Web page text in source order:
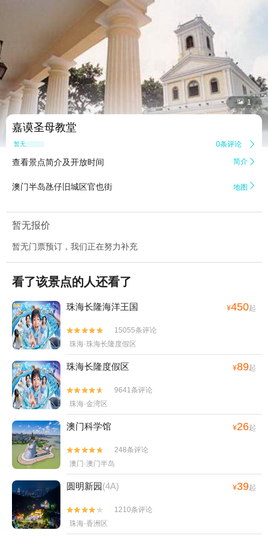
 1
嘉谟圣母教堂
暂无点评 0条评论 
查看景点简介及开放时间 简介 
澳门半岛氹仔旧城区官也街 地图 
暂无报价
暂无门票预订，我们正在努力补充
看了该景点的人还看了
珠海长隆海洋王国 ¥450起


15055条评论
珠海·珠海长隆度假区
珠海长隆度假区 ¥89起


9641条评论
珠海·金湾区
澳门科学馆 ¥26起


248条评论
澳门·澳门半岛
圆明新园(4A) ¥39起


1210条评论
珠海·香洲区